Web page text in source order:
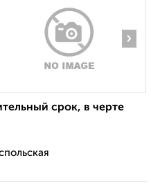
›
срок, в черте